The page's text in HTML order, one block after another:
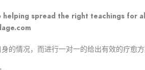
spread the right teachings for
的情况，而进行一对一的给出有效的疗愈方